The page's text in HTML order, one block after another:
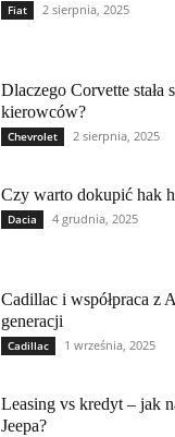
Fiat 2 sierpnia, 2025
Dlaczego Corvette stała
kierowców?
Chevrolet 2 sierpnia, 2025
Czy warto dokupić hak
Dacia 4 grudnia, 2025
Cadillac i współpraca z
generacji
Cadillac 1 września, 2025
Leasing vs kredyt – jak
Jeepa?